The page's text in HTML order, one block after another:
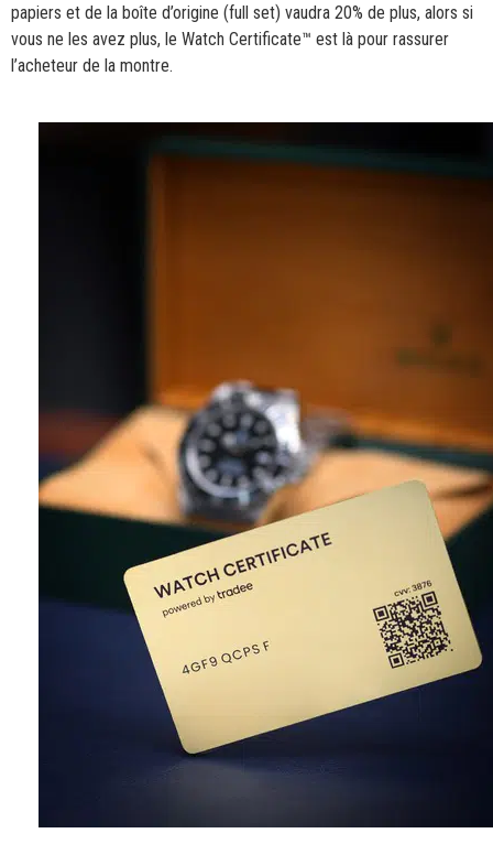
papiers et de la boîte d’origine (full set) vaudra 20% de plus, alors si
vous ne les avez plus, le Watch Certificate™ est là pour rassurer
l’acheteur de la montre.